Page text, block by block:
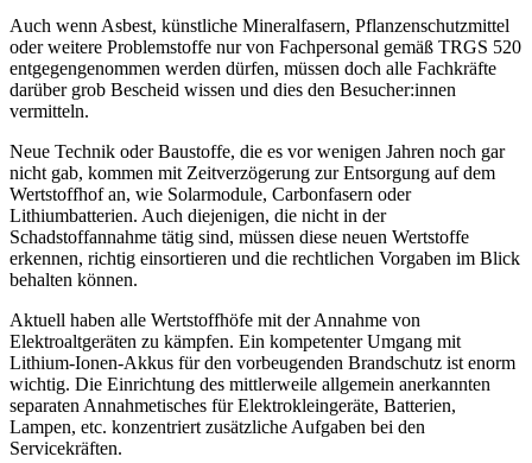
Auch wenn Asbest, künstliche Mineralfasern, Pflanzenschutzmittel
oder weitere Problemstoffe nur von Fachpersonal gemäß TRGS 520
entgegengenommen werden dürfen, müssen doch alle Fachkräfte
darüber grob Bescheid wissen und dies den Besucher:innen
vermitteln.
Neue Technik oder Baustoffe, die es vor wenigen Jahren noch gar
nicht gab, kommen mit Zeitverzögerung zur Entsorgung auf dem
Wertstoffhof an, wie Solarmodule, Carbonfasern oder
Lithiumbatterien. Auch diejenigen, die nicht in der
Schadstoffannahme tätig sind, müssen diese neuen Wertstoffe
erkennen, richtig einsortieren und die rechtlichen Vorgaben im Blick
behalten können.
Aktuell haben alle Wertstoffhöfe mit der Annahme von
Elektroaltgeräten zu kämpfen. Ein kompetenter Umgang mit
Lithium-Ionen-Akkus für den vorbeugenden Brandschutz ist enorm
wichtig. Die Einrichtung des mittlerweile allgemein anerkannten
separaten Annahmetisches für Elektrokleingeräte, Batterien,
Lampen, etc. konzentriert zusätzliche Aufgaben bei den
Servicekräften.